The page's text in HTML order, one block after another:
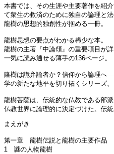
本書では、その生涯や主要著作を紹
て衆生の救済のために独自の論理と
龍樹の思想的独創性が掴める一冊。
龍樹思想の要点がわかる稀少な本。
龍樹の主著『中論頌』の重要項目が詳
一気に読み通せる薄手の136ページ。
隆樹は詭弁論者か？信仰から論理へ
学の新たな地平を切り拓くシリーズ。
龍樹菩薩は、伝統的な仏教である部
仏教世界に論理的に決定づけた。伝
まえがき
第一章 龍樹伝説と龍樹の主要作品
1 謎の人物龍樹